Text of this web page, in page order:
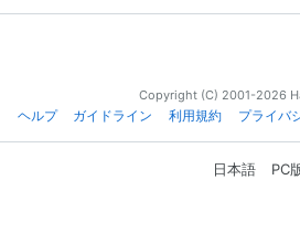
Copyright (C) 2001-2026
ヘルプ
ガイドライン 利用規約 プライバ
日本語 PC